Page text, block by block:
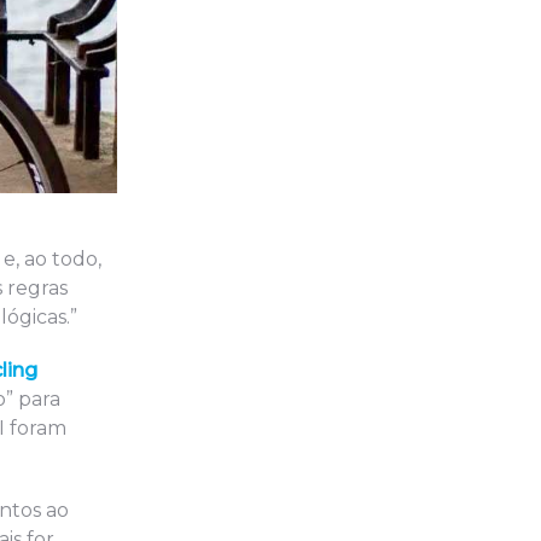
ao todo,
regras
para
foram
ao